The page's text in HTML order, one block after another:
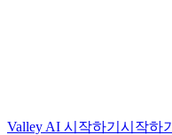
Valley AI 시작하기 시작하기